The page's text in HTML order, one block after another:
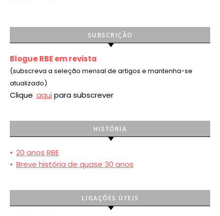
SUBSCRIÇÃO
Blogue RBE em revista
(subscreva a seleção mensal de artigos e mantenha-se
atualizado)
Clique aqui para subscrever
HISTÓRIA
• 20 anos RBE
• Breve história de quase 30 anos
LIGAÇÕES ÚTEIS